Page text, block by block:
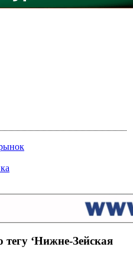
‘Нижне-Зейская